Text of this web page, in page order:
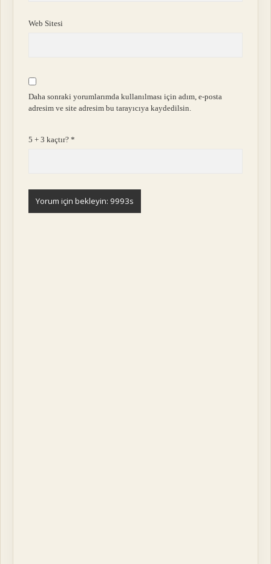
Web Sitesi
Daha sonraki yorumlarımda kullanılması için adım, e-posta
adresim ve site adresim bu tarayıcıya kaydedilsin.
5 + 3 kaçtır?*